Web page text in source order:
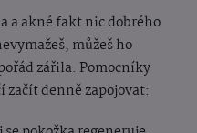
a akné fakt nic dobrého
můžeš ho
zářila. Pomocníky
začít denně zapojovat: